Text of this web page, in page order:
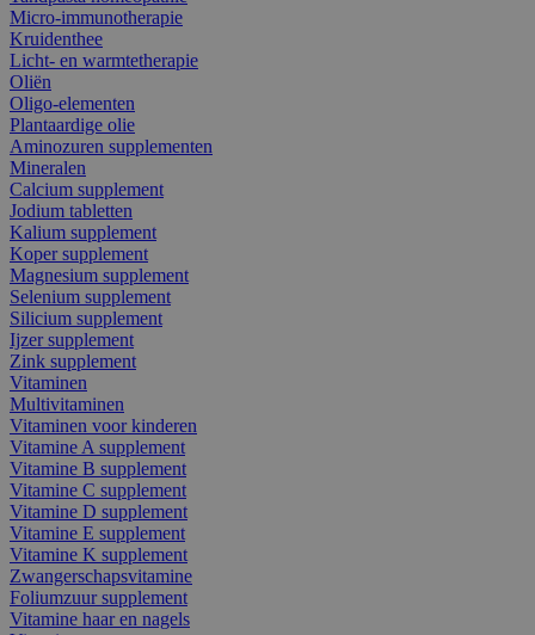
Micro-immunotherapie
Kruidenthee
Licht- en warmtetherapie
Oliën
Oligo-elementen
Plantaardige olie
Aminozuren supplementen
Mineralen
Calcium supplement
Jodium tabletten
Kalium supplement
Koper supplement
Magnesium supplement
Selenium supplement
Silicium supplement
Ijzer supplement
Zink supplement
Vitaminen
Multivitaminen
Vitaminen voor kinderen
Vitamine A supplement
Vitamine B supplement
Vitamine C supplement
Vitamine D supplement
Vitamine E supplement
Vitamine K supplement
Zwangerschapsvitamine
Foliumzuur supplement
Vitamine haar en nagels